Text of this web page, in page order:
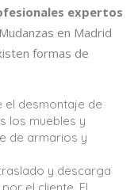
expertos
en Madrid
formas de
el desmontaje de
los muebles y
de armarios y
y descarga
el cliente. El